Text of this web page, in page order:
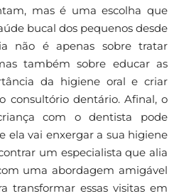
mas é uma escolha que
bucal dos pequenos desde
não é apenas sobre tratar
também sobre educar as
da higiene oral e criar
consultório dentário. Afinal, o
com o dentista pode
ela vai enxergar a sua higiene
um especialista que alia
uma abordagem amigável
transformar essas visitas em